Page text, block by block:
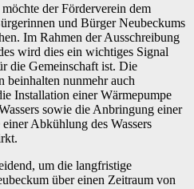
der Förderverein dem
und Bürger Neubeckums
Im Rahmen der Ausschreibung
wird dies ein wichtiges Signal
die Gemeinschaft ist. Die
beinhalten nunmehr auch
Installation einer Wärmepumpe
sowie die Anbringung einer
Abkühlung des Wassers
um die langfristige
über einen Zeitraum von